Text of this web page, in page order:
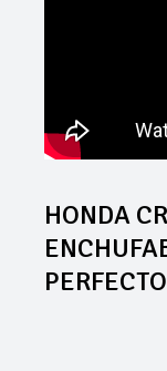
HONDA